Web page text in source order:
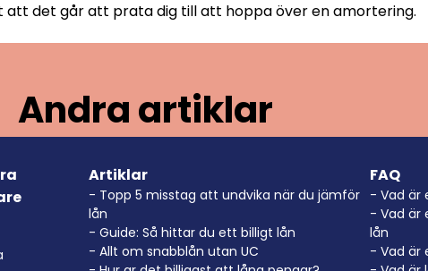
att det går att prata dig till att hoppa över en amortering.
Andra artiklar
Artiklar
- Topp 5 misstag att undvika när du jämför
lån
- Guide: Så hittar du ett billigt lån
- Allt om snabblån utan UC
FAQ
- Vad är
- Vad är
lån
- Vad är